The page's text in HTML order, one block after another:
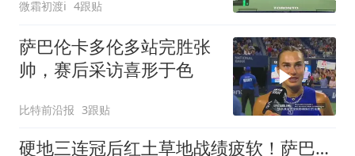
微霜初渡i 4跟贴
萨巴伦卡多伦多站完胜张
帅，赛后采访喜形于色
比特前沿报 3跟贴
硬地三连冠后红土草地战绩疲软！萨巴伦卡屡屡被逆转！